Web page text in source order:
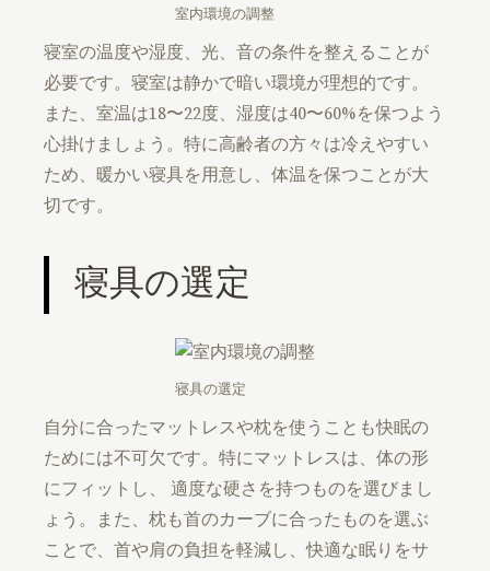
室内環境の調整
寝室の温度や湿度、光、音の条件を整えることが
必要です。寝室は静かで暗い環境が理想的です。
また、室温は18〜22度、湿度は40〜60%を保つよう
心掛けましょう。特に高齢者の方々は冷えやすい
ため、暖かい寝具を用意し、体温を保つことが大
切です。
寝具の選定
寝具の選定
自分に合ったマットレスや枕を使うことも快眠の
ためには不可欠です。特にマットレスは、体の形
にフィットし、 適度な硬さを持つものを選びまし
ょう。また、枕も首のカーブに合ったものを選ぶ
ことで、首や肩の負担を軽減し、快適な眠りをサ